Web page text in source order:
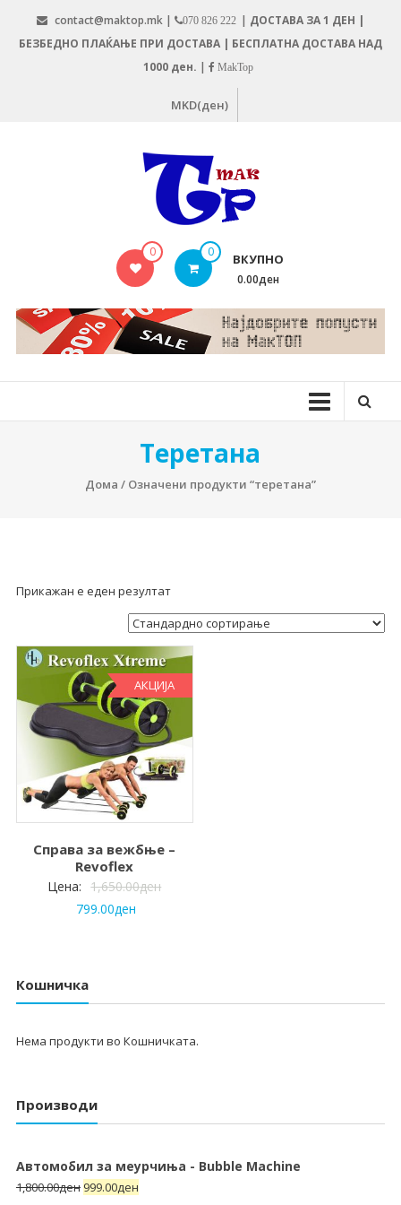
content
contact@maktop.mk | 070 826 222 | ДОСТАВА ЗА 1 ДЕН |
БЕЗБЕДНО ПЛАЌАЊЕ ПРИ ДОСТАВА | БЕСПЛАТНА ДОСТАВА НАД
1000 ден. | MakTop
MKD(ден)
MAKTOP.MK
0 0 ВКУПНО
0.00ден
Теретана
Дома / Означени продукти “теретана”
Прикажан е еден резултат
АКЦИЈА
Справа за вежбње –
Revoflex
Цена: 1,650.00ден
799.00ден
Кошничка
Нема продукти во Кошничката.
Производи
Автомобил за меурчиња - Bubble Machine
1,800.00ден 999.00ден